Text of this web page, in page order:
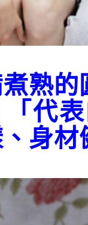
熟
代
身材